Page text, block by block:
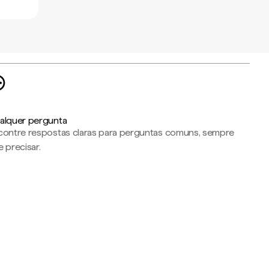
pergunta
respostas claras para perguntas comuns, sempre
precisar.